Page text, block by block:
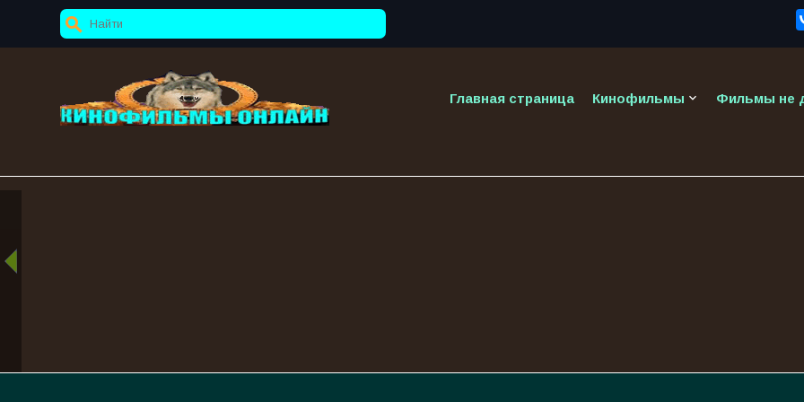
Главная страница Кинофильмы keyboard_arrow_down Фильмы не